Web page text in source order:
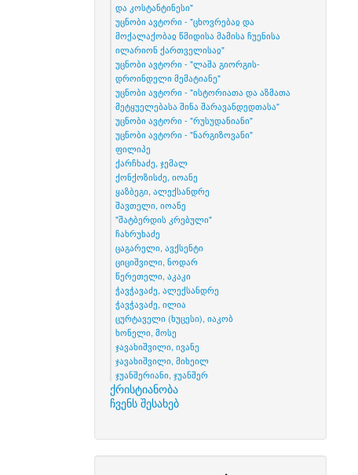
და კოსტანტინესი"
უცნობი ავტორი - "ცხოვრებაჲ და
მოქალაქობაჲ წმიდისა მამისა ჩუენისა
ილარიონ ქართველისაჲ"
უცნობი ავტორი - "ლაშა გიორგის-
დროინდელი მემატიანე"
უცნობი ავტორი - "ისტორიათა და აზმათა
მეტყუელებასა შინა შარავანდედთასა"
უცნობი ავტორი - "რუსუდანიანი"
უცნობი ავტორი - "ნარგიზოვანი"
ფილიპე
ქარჩხაძე, ჯემალ
ქონქოზისძე, იოანე
ყაზბეგი, ალექსანდრე
შავთელი, იოანე
"შატბერდის კრებული"
ჩახრუხაძე
ცაგარელი, ავქსენტი
ციციშვილი, ნოდარ
წერეთელი, აკაკი
ჭავჭავაძე, ალექსანდრე
ჭავჭავაძე, ილია
ცურტაველი (ხუცესი), იაკობ
ხონელი, მოსე
ჯავახიშვილი, ივანე
ჯავახიშვილი, მიხეილ
ჯუანშერიანი, ჯუანშერ
ქრისტიანობა
ჩვენს შესახებ